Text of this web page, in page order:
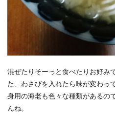
混ぜたりそーっと食べたりお好み
た、わさびを入れたら味が変わっ
身用の海老も色々な種類があるの
んね。